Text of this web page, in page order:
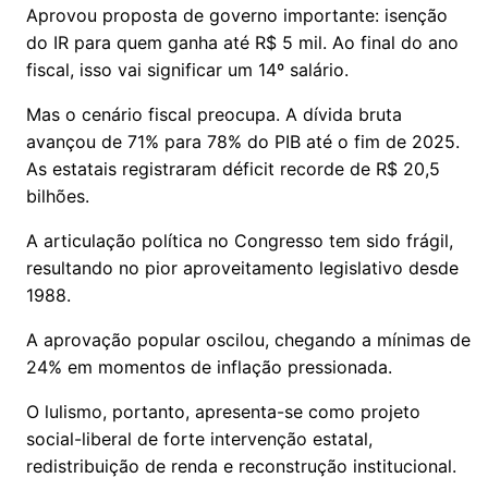
Aprovou proposta de governo importante: isenção
do IR para quem ganha até R$ 5 mil. Ao final do ano
fiscal, isso vai significar um 14º salário.
Mas o cenário fiscal preocupa. A dívida bruta
avançou de 71% para 78% do PIB até o fim de 2025.
As estatais registraram déficit recorde de R$ 20,5
bilhões.
A articulação política no Congresso tem sido frágil,
resultando no pior aproveitamento legislativo desde
1988.
A aprovação popular oscilou, chegando a mínimas de
24% em momentos de inflação pressionada.
O lulismo, portanto, apresenta-se como projeto
social-liberal de forte intervenção estatal,
redistribuição de renda e reconstrução institucional.